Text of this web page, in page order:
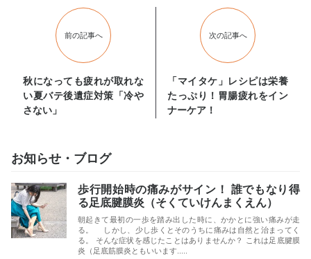
前の記事へ
秋になっても疲れが取れな
い夏バテ後遺症対策「冷や
さない」
次の記事へ
「マイタケ」レシピは栄養
たっぷり！胃腸疲れをイン
ナーケア！
お知らせ・ブログ
歩行開始時の痛みがサイン！ 誰でもなり得
る足底腱膜炎（そくていけんまくえん）
朝起きて最初の一歩を踏み出した時に、かかとに強い痛みが走
る。 しかし、少し歩くとそのうちに痛みは自然と治まってく
る。 そんな症状を感じたことはありませんか？ これは足底腱膜
炎（足底筋膜炎ともいいます.....